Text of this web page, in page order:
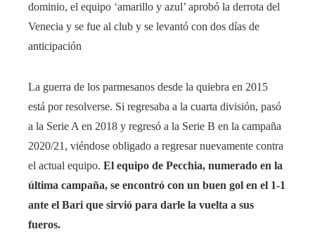
dominio, el equipo ‘amarillo y azul’ aprobó la derrota del
Venecia y se fue al club y se levantó con dos días de
anticipación
La guerra de los parmesanos desde la quiebra en 2015
está por resolverse. Si regresaba a la cuarta división, pasó
a la Serie A en 2018 y regresó a la Serie B en la campaña
2020/21, viéndose obligado a regresar nuevamente contra
el actual equipo. El equipo de Pecchia, numerado en la
última campaña, se encontró con un buen gol en el 1-1
ante el Bari que sirvió para darle la vuelta a sus
fueros.